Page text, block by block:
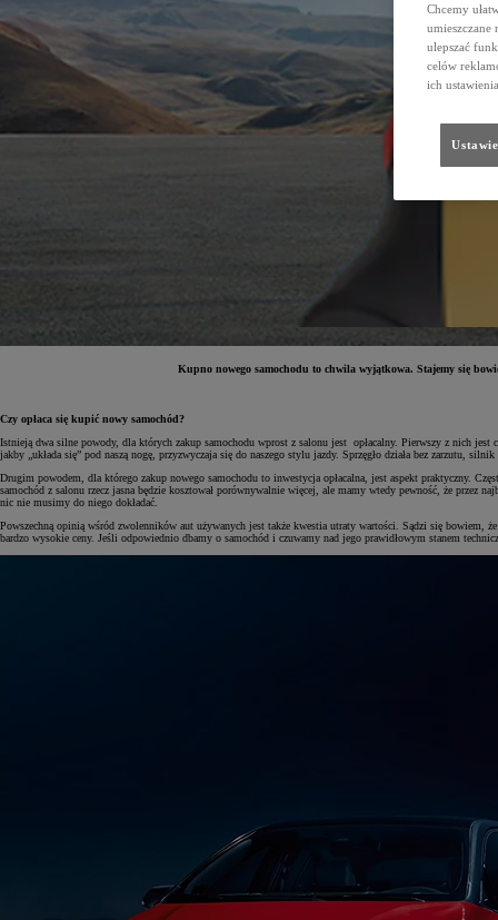
Kupno nowego samochodu to chwila wyjątkowa. Stajemy się
Czy opłaca się kupić nowy samochód?
Istnieją dwa silne powody, dla których zakup samochodu wprost z salonu jest opłacalny. Pierwszy z nich
jakby „układa się” pod naszą nogę, przyzwyczaja się do naszego stylu jazdy. Sprzęgło działa bez zarzutu,
Drugim powodem, dla którego zakup nowego samochodu to inwestycja opłacalna, jest aspekt praktyczny.
samochód z salonu rzecz jasna będzie kosztował porównywalnie więcej, ale mamy wtedy pewność, że
nic nie musimy do niego dokładać.
Powszechną opinią wśród zwolenników aut używanych jest także kwestia utraty wartości. Sądzi się bowiem,
bardzo wysokie ceny. Jeśli odpowiednio dbamy o samochód i czuwamy nad jego prawidłowym stanem
Chcemy
ulepszać
celów
ich